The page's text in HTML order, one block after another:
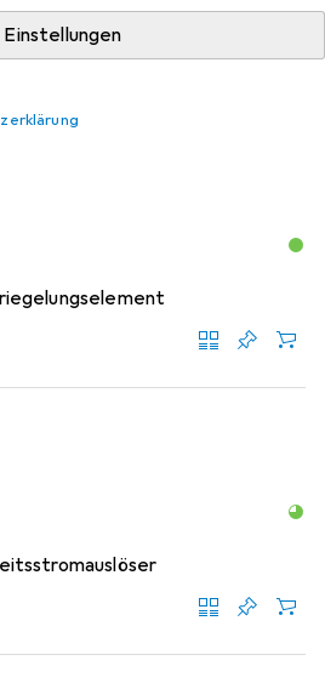
Einstellungen